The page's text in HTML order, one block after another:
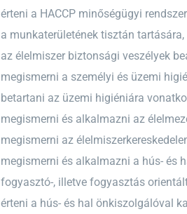
érteni a HACCP minőségügyi
a munkaterületének tisztán tartására,
az élelmiszer biztonsági veszélyek
megismerni a személyi és üzemi
betartani az üzemi higiéniára
megismerni és alkalmazni az
megismerni az
megismerni és alkalmazni a hús- és
fogyasztó-, illetve fogyasztás
érteni a hús- és hal önkiszolgálóval